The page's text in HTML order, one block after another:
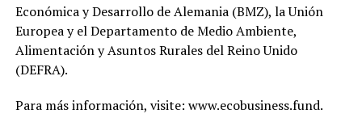
Económica y Desarrollo de Alemania (BMZ), la Unión
Europea y el Departamento de Medio Ambiente,
Alimentación y Asuntos Rurales del Reino Unido
(DEFRA).
Para más información, visite: www.ecobusiness.fund.